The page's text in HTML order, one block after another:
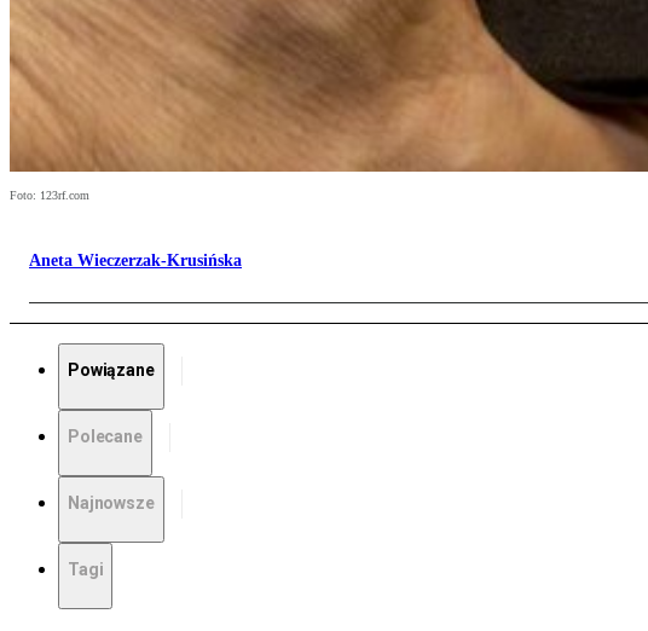
Foto: 123rf.com
Aneta Wieczerzak-Krusińska
Powiązane
Polecane
Najnowsze
Tagi